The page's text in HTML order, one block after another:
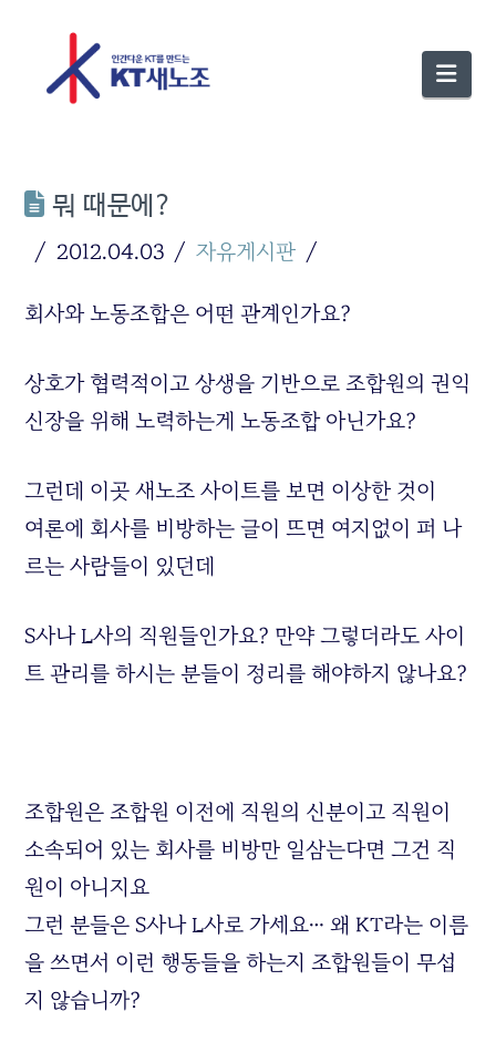
뭐 때문에?
2012.04.03 자유게시판
회사와 노동조합은 어떤 관계인가요?
상호가 협력적이고 상생을 기반으로 조합원의 권익
신장을 위해 노력하는게 노동조합 아닌가요?
그런데 이곳 새노조 사이트를 보면 이상한 것이
여론에 회사를 비방하는 글이 뜨면 여지없이 퍼 나
르는 사람들이 있던데
S사나 L사의 직원들인가요? 만약 그렇더라도 사이
트 관리를 하시는 분들이 정리를 해야하지 않나요?
조합원은 조합원 이전에 직원의 신분이고 직원이
소속되어 있는 회사를 비방만 일삼는다면 그건 직
원이 아니지요
그런 분들은 S사나 L사로 가세요… 왜 KT라는 이름
을 쓰면서 이런 행동들을 하는지 조합원들이 무섭
지 않습니까?